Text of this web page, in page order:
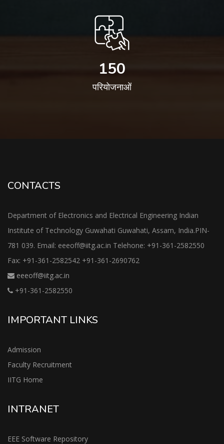
150
परियोजनाओं
CONTACTS
Department of Electronics and Electrical Engineering Indian
Institute of Technology Guwahati Guwahati, Assam, India.PIN-
781 039. Email: eeeoff@iitg.ac.in Telehone: +91-361-2582550
Fax: +91-361-2582542 +91-361-2690762
eeeoff@iitg.ac.in
+91-361-2582550
IMPORTANT LINKS
Admission
Faculty Recruitment
IITG Home
INTRANET
EEE Software Repository